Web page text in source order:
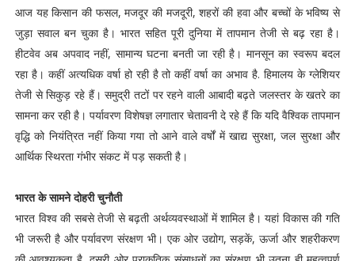
आज यह किसान की फसल, मजदूर की मजदूरी, शहरों की हवा और बच्चों के भविष्य से
जुड़ा सवाल बन चुका है। भारत सहित पूरी दुनिया में तापमान तेजी से बढ़ रहा है।
हीटवेव अब अपवाद नहीं, सामान्य घटना बनती जा रही है। मानसून का स्वरूप बदल
रहा है। कहीं अत्यधिक वर्षा हो रही है तो कहीं वर्षा का अभाव है. हिमालय के ग्लेशियर
तेजी से सिकुड़ रहे हैं। समुद्री तटों पर रहने वाली आबादी बढ़ते जलस्तर के खतरे का
सामना कर रही है। पर्यावरण विशेषज्ञ लगातार चेतावनी दे रहे हैं कि यदि वैश्विक तापमान
वृद्धि को नियंत्रित नहीं किया गया तो आने वाले वर्षों में खाद्य सुरक्षा, जल सुरक्षा और
आर्थिक स्थिरता गंभीर संकट में पड़ सकती है।
भारत के सामने दोहरी चुनौती
भारत विश्व की सबसे तेजी से बढ़ती अर्थव्यवस्थाओं में शामिल है। यहां विकास की गति
भी जरूरी है और पर्यावरण संरक्षण भी। एक ओर उद्योग, सड़कें, ऊर्जा और शहरीकरण